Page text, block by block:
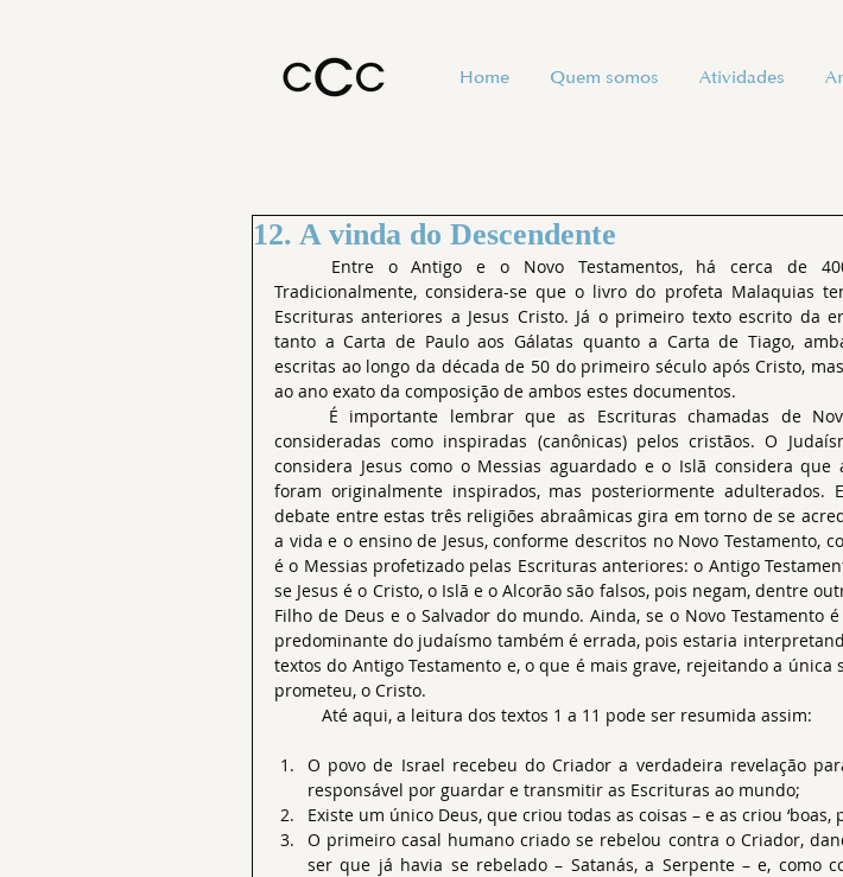
Home Quem somos Atividades
12. A vinda do Descendente
Tradicionalmente, considera-se que o livro do profeta Malaquias
Escrituras anteriores a Jesus Cristo. Já o primeiro texto escrito da
tanto a Carta de Paulo aos Gálatas quanto a Carta de Tiago,
escritas ao longo da década de 50 do primeiro século após Cristo,
ao ano exato da composição de ambos estes documentos.
consideradas como inspiradas (canônicas) pelos cristãos. O
considera Jesus como o Messias aguardado e o Islã considera que
foram originalmente inspirados, mas posteriormente adulterados.
debate entre estas três religiões abraâmicas gira em torno de se
a vida e o ensino de Jesus, conforme descritos no Novo Testamento,
é o Messias profetizado pelas Escrituras anteriores: o Antigo
se Jesus é o Cristo, o Islã e o Alcorão são falsos, pois negam, dentre
Filho de Deus e o Salvador do mundo. Ainda, se o Novo Testamento
predominante do judaísmo também é errada, pois estaria
textos do Antigo Testamento e, o que é mais grave, rejeitando a única
prometeu, o Cristo.
	Até aqui, a leitura dos textos 1 a 11 pode ser resumida assim:
O povo de Israel recebeu do Criador a verdadeira revelação
responsável por guardar e transmitir as Escrituras ao mundo;
Existe um único Deus, que criou todas as coisas – e as criou ‘boas,
O primeiro casal humano criado se rebelou contra o Criador,
ser que já havia se rebelado – Satanás, a Serpente – e, como